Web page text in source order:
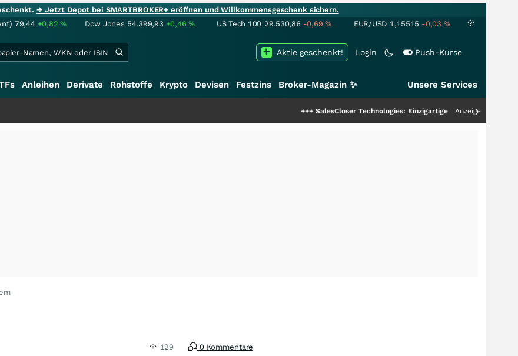
→ Jetzt Depot bei SMARTBROKER+ eröffnen und Willkommensgeschenk sichern.
79,44 +0,82% Dow Jones 54.399,93 +0,46% US Tech 100 29.530,86 -0,69% EUR/USD 1,15515 -0,03 %
Login Push-Kurse
Aktie geschenkt!
Anleihen Derivate Rohstoffe Krypto Devisen Festzins Broker-Magazin ✨ Unsere Services
SalesCloser Technologies: Einzigartige Leistung zieht die Top-Dogs an!
Anzeige
129 0 Kommentare